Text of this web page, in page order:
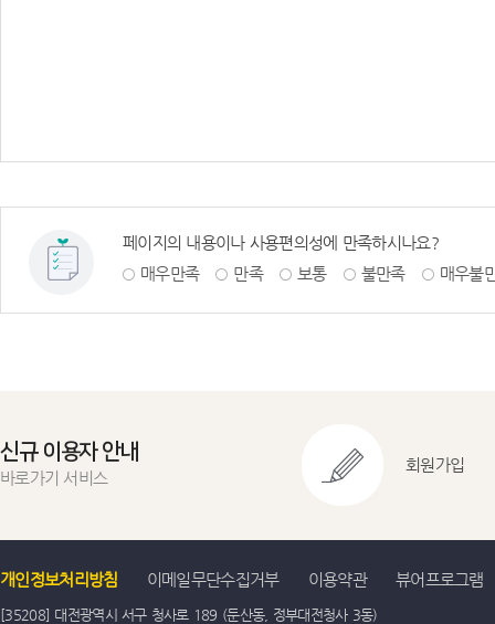
페이지의 내용이나 사용편의성에 만족하시나요?
매우만족
만족 보통 불만족 매우불
신규 이용자 안내
바로가기 서비스
회원가입
개인정보처리방침 이메일무단수집거부 이용약관 뷰어프로그램
[35208] 대전광역시 서구 청사로 189 (둔산동, 정부대전청사 3동)